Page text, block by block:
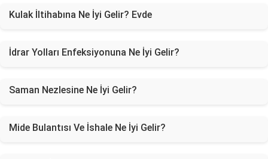
Kulak İltihabına Ne İyi Gelir? Evde
İdrar Yolları Enfeksiyonuna Ne İyi Gelir?
Saman Nezlesine Ne İyi Gelir?
Mide Bulantısı Ve İshale Ne İyi Gelir?